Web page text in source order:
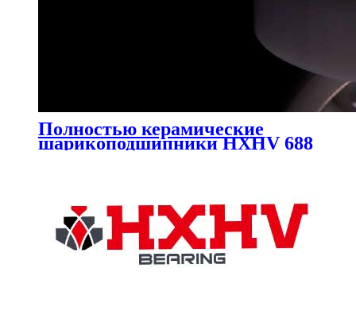
Полностью керамические
шарикоподшипники HXHV 688
с 9 шариками из ZrO2 и